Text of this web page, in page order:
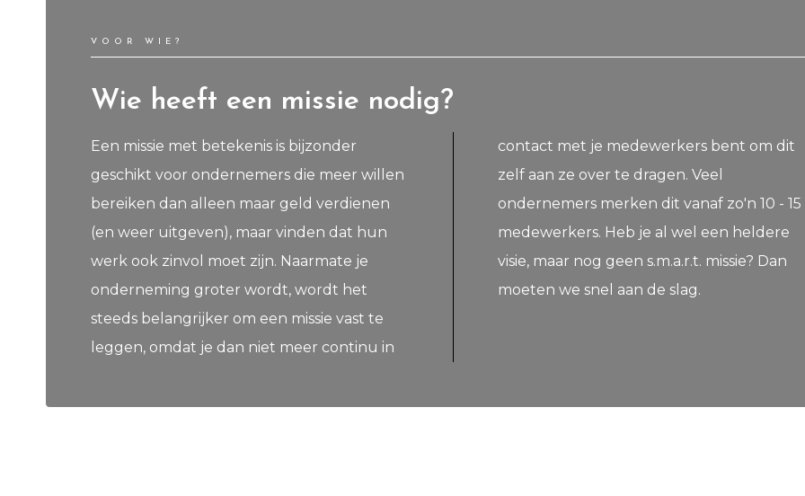
VOOR WIE?
Wie heeft een missie nodig?
Een missie met betekenis is bijzonder
geschikt voor ondernemers die meer willen
bereiken dan alleen maar geld verdienen
(en weer uitgeven), maar vinden dat hun
werk ook zinvol moet zijn. Naarmate je
onderneming groter wordt, wordt het
steeds belangrijker om een missie vast te
leggen, omdat je dan niet meer continu in
contact met je medewerkers bent om dit
zelf aan ze over te dragen. Veel
ondernemers merken dit vanaf zo'n 10 - 15
medewerkers. Heb je al wel een heldere
visie, maar nog geen s.m.a.r.t. missie? Dan
moeten we snel aan de slag.